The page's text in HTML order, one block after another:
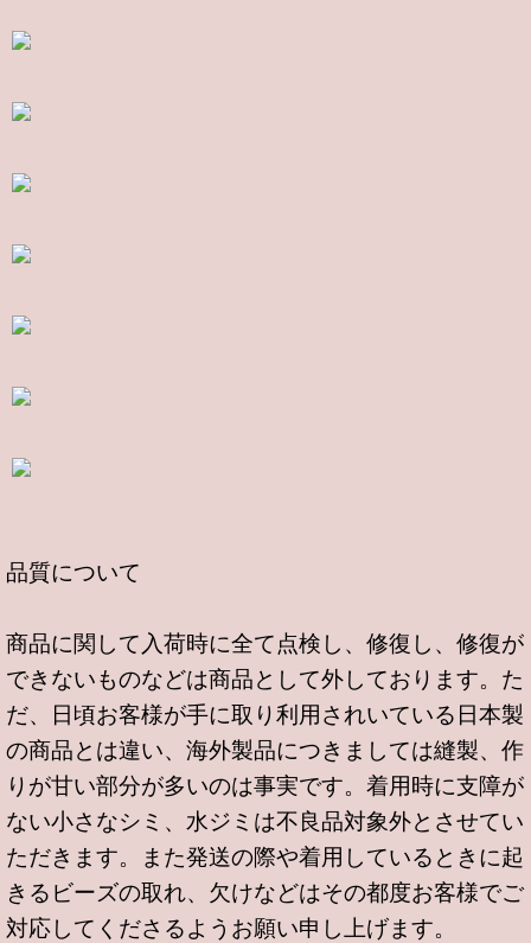
品質について
商品に関して入荷時に全て点検し、修復し、修復が
できないものなどは商品として外しております。た
だ、日頃お客様が手に取り利用されいている日本製
の商品とは違い、海外製品につきましては縫製、作
りが甘い部分が多いのは事実です。着用時に支障が
ない小さなシミ、水ジミは不良品対象外とさせてい
ただきます。また発送の際や着用しているときに起
きるビーズの取れ、欠けなどはその都度お客様でご
対応してくださるようお願い申し上げます。